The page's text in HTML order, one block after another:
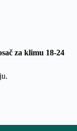
za klimu 18-24